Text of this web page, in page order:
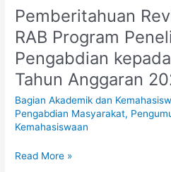
Pemberitahuan
RAB Program
Pengabdian
Tahun Anggaran
Bagian Akademik dan
Pengabdian Masyarakat,
Kemahasiswaan
Pemberitahuan
Revisi
Proposal
dan
RAB
Penelitiandan
Pengabdian
Masyarakat
Read More »